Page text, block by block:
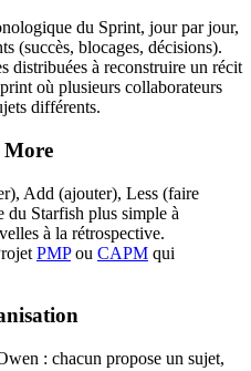
du Sprint, jour par jour,
(succès, blocages, décisions).
distribuées à reconstruire un récit
où plusieurs collaborateurs
différents.
More
Add (ajouter), Less (faire
Starfish plus simple à
à la rétrospective.
PMPou CAPM qui
: chacun propose un sujet,